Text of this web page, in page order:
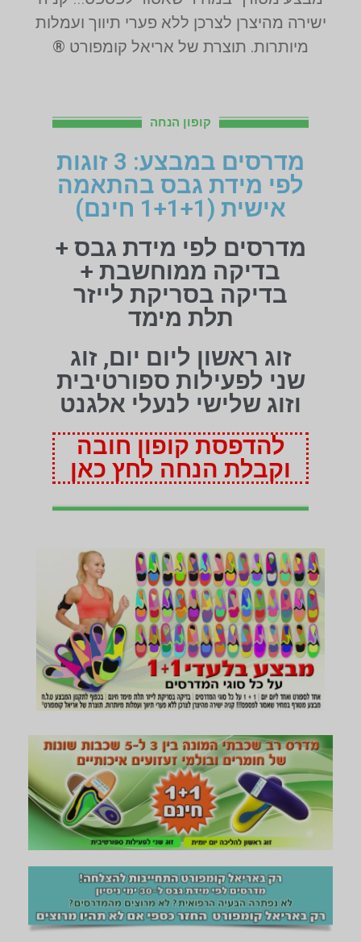
ישירה מהיצרן לצרכן ללא פערי תיווך ועמלות
מיותרות. תוצרת של אריאל קומפורט ®
קופון הנחה
מדרסים במבצע: 3 זוגות
לפי מידת גבס בהתאמה
אישית (1+1+1 חינם)
מדרסים לפי מידת גבס +
בדיקה ממוחשבת +
בדיקה בסריקת לייזר
תלת מימד
זוג ראשון ליום יום, זוג
שני לפעילות ספורטיבית
וזוג שלישי לנעלי אלגנט
להדפסת קופון חובה
וקבלת הנחה לחץ כאן